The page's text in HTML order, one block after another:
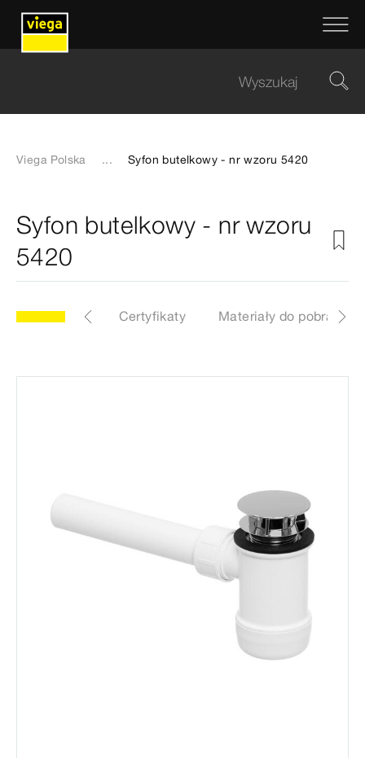
Viega Polska ... Syfon butelkowy - nr wzoru 5420
Syfon butelkowy - nr wzoru
5420
Etykiety Certyfikaty Materiały do pobrania